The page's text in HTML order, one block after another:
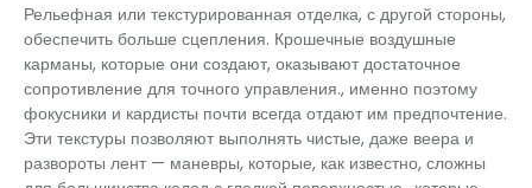
Рельефная или текстурированная отделка, с другой стороны,
обеспечить больше сцепления. Крошечные воздушные
карманы, которые они создают, оказывают достаточное
сопротивление для точного управления., именно поэтому
фокусники и кардисты почти всегда отдают им предпочтение.
Эти текстуры позволяют выполнять чистые, даже веера и
развороты лент — маневры, которые, как известно, сложны